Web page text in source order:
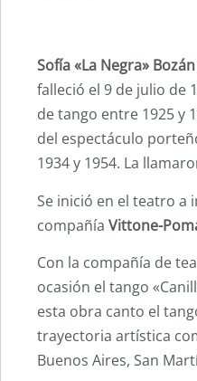
Sofía «La Negra» Bozán
falleció el 9 de julio de
de tango entre 1925 y
del espectáculo
1934 y 1954. La
Se inició en el teatro a
compañía Vittone-
Con la compañía de
ocasión el tango
esta obra canto el
trayectoria artística
Buenos Aires, San